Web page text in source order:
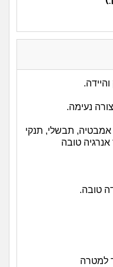
נעימה.
תבשלי, תנקי
טובה
טובה.
למטרה